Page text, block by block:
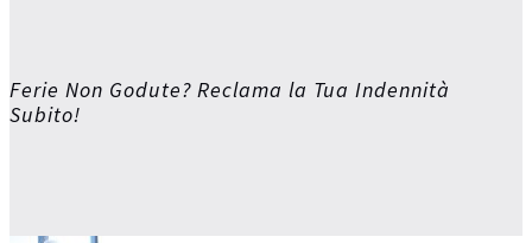
Ferie Non Godute? Reclama la Tua Indennità
Subito!